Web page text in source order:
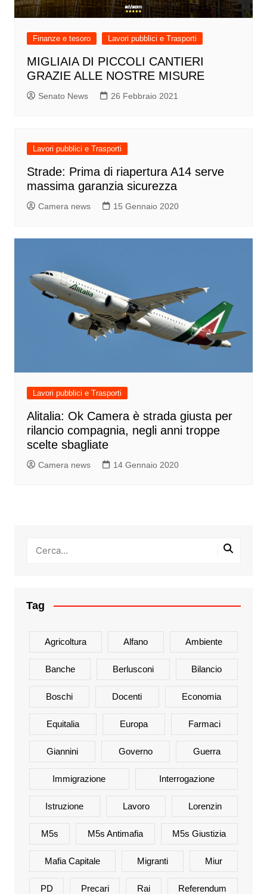
Finanze e tesoro Lavori pubblici e Trasporti
MIGLIAIA DI PICCOLI CANTIERI
GRAZIE ALLE NOSTRE MISURE
Senato News 26 Febbraio 2021
Lavori pubblici e Trasporti
Strade: Prima di riapertura A14 serve
massima garanzia sicurezza
Camera news 15 Gennaio 2020
Lavori pubblici e Trasporti
Alitalia: Ok Camera è strada giusta per
rilancio compagnia, negli anni troppe
scelte sbagliate
Camera news 14 Gennaio 2020
Tag
Agricoltura Alfano Ambiente
Banche Berlusconi Bilancio
Boschi Docenti Economia
Equitalia Europa Farmaci
Giannini Governo Guerra
Immigrazione Interrogazione
Istruzione Lavoro Lorenzin
M5s M5s Antimafia M5s Giustizia
Mafia Capitale Migranti Miur
PD Precari Rai Referendum